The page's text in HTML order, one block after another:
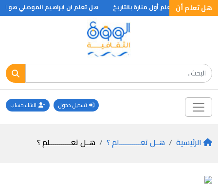
هل تعلم أنهل تعلم أول منارة بالتاريخ هل تعلم ان ابراهيم الموصلي هو
تسجيل دخول انشاء حساب
الرئيسية هــل تعـــــــــــلم ؟ هــل تعـــــــــــلم ؟